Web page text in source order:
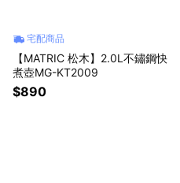
宅配商品
【MATRIC 松木】2.0L不鏽鋼快
煮壺MG-KT2009
$890